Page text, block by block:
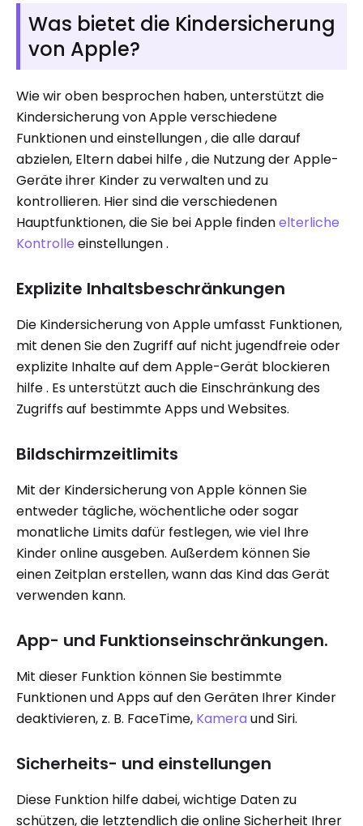
Was bietet die Kindersicherung
von Apple?
Wie wir oben besprochen haben, unterstützt die
Kindersicherung von Apple verschiedene
Funktionen und einstellungen , die alle darauf
abzielen, Eltern dabei hilfe , die Nutzung der Apple-
Geräte ihrer Kinder zu verwalten und zu
kontrollieren. Hier sind die verschiedenen
Hauptfunktionen, die Sie bei Apple findenelterliche
Kontrolle einstellungen .
Explizite Inhaltsbeschränkungen
Die Kindersicherung von Apple umfasst Funktionen,
mit denen Sie den Zugriff auf nicht jugendfreie oder
explizite Inhalte auf dem Apple-Gerät blockieren
hilfe . Es unterstützt auch die Einschränkung des
Zugriffs auf bestimmte Apps und Websites.
Bildschirmzeitlimits
Mit der Kindersicherung von Apple können Sie
entweder tägliche, wöchentliche oder sogar
monatliche Limits dafür festlegen, wie viel Ihre
Kinder online ausgeben. Außerdem können Sie
einen Zeitplan erstellen, wann das Kind das Gerät
verwenden kann.
App- und Funktionseinschränkungen.
Mit dieser Funktion können Sie bestimmte
Funktionen und Apps auf den Geräten Ihrer Kinder
deaktivieren, z. B. FaceTime, Kamera und Siri.
Sicherheits- und einstellungen
Diese Funktion hilfe dabei, wichtige Daten zu
schützen, die letztendlich die online Sicherheit Ihrer